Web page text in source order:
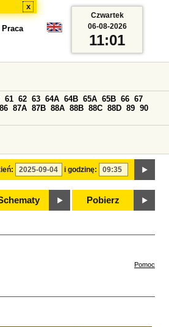
x
Praca
i godzinę:
61 62 63 64A 64B 65A 65B 66 67
86 87A 87B 88A 88B 88C 88D 89 90
Pobierz
Czwartek
06-08-2026
11:01
Pomoc